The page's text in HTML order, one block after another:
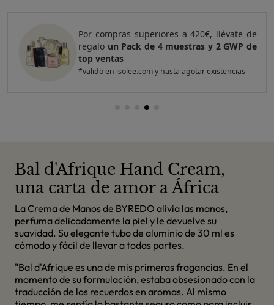
Por compras superiores a 420€, llévate de
regalo un Pack de 4 muestras y 2 GWP de
top ventas
*valido en isolee.com y hasta agotar existencias
Bal d'Afrique Hand Cream,
una carta de amor a África
La Crema de Manos de BYREDO alivia las manos,
perfuma delicadamente la piel y le devuelve su
suavidad. Su elegante tubo de aluminio de 30 ml es
cómodo y fácil de llevar a todas partes.
"Bal d'Afrique es una de mis primeras fragancias. En el
momento de su formulación, estaba obsesionado con la
traducción de los recuerdos en aromas. Al mismo